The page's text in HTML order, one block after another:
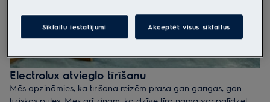
Electrolux atvieglo tīrīšanu
Mēs apzināmies, ka tīrīšana reizēm prasa gan garīgas, gan
Sīkfailu iestatījumi Akceptēt visus sīkfailus